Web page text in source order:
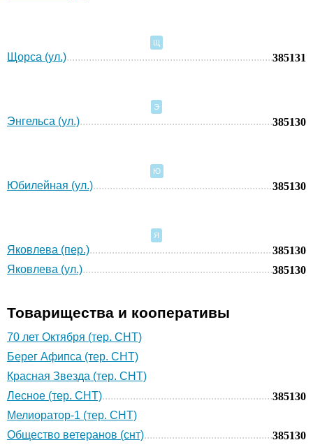
Щ
Щорса (ул.) 385131
Э
Энгельса (ул.) 385130
Ю
Юбилейная (ул.) 385130
Я
Яковлева (пер.)
385130
Яковлева (ул.)
385130
Товарищества и кооперативы
70 лет Октября (тер. СНТ)
Берег Афипса (тер. СНТ)
Красная Звезда (тер. СНТ)
Лесное (тер. СНТ)
385130
Мелиоратор-1 (тер. СНТ)
Общество ветеранов (снт)
385130